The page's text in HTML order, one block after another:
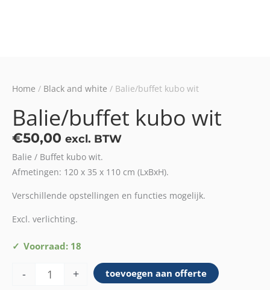
Home / Black and white / Balie/buffet kubo wit
Balie/buffet kubo wit
€50,00 excl. BTW
Balie / Buffet kubo wit.
Afmetingen: 120 x 35 x 110 cm (LxBxH).
Verschillende opstellingen en functies mogelijk.
Excl. verlichting.
Voorraad: 18
-
Balie/buffet
wit
+ toevoegen aan offerte